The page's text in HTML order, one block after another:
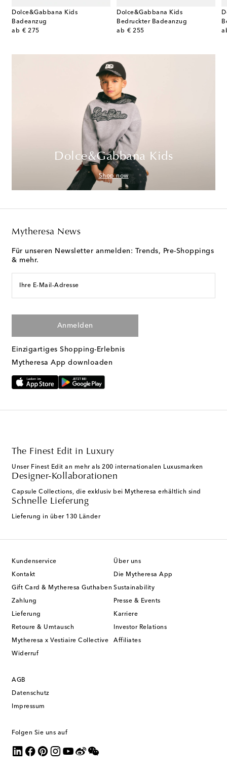
Dolce&Gabbana Kids
Badeanzug
ab € 275
original price
Dolce&Gabbana Kids
Bedruckter Badeanzug
ab € 255
original price
Dolce&Gabbana Kids
Shop now
Mytheresa News
Für unseren Newsletter anmelden: Trends, Pre-Shoppings
& mehr.
Ihre E-Mail-Adresse
Anmelden
Einzigartiges Shopping-Erlebnis
Mytheresa App downloaden
The Finest Edit in Luxury
Unser Finest Edit an mehr als 200 internationalen Luxusmarken
Designer-Kollaborationen
Capsule Collections, die exklusiv bei Mytheresa erhältlich sind
Schnelle Lieferung
Lieferung in über 130 Länder
Kundenservice
Kontakt
Gift Card & Mytheresa Guthaben
Zahlung
Lieferung
Retoure & Umtausch
Mytheresa x Vestiaire Collective
Widerruf
Über uns
Die Mytheresa App
Sustainability
Presse & Events
Karriere
Investor Relations
Affiliates
AGB
Datenschutz
Impressum
Folgen Sie uns auf